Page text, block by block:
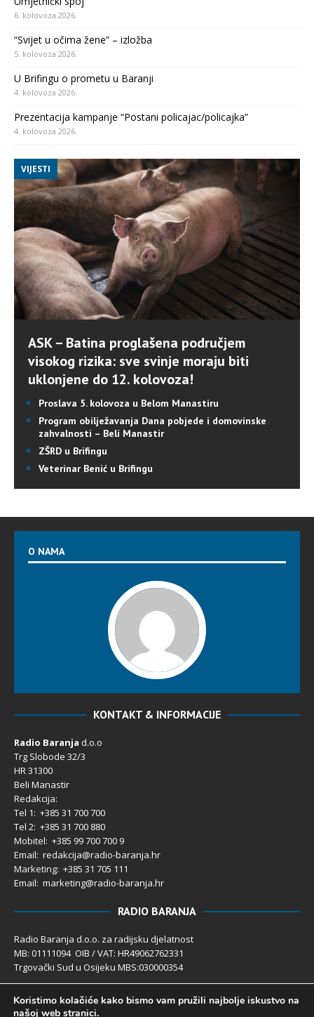
6. kolovoza 2026.
“Svijet u očima žene” – izložba
5. kolovoza 2026.
U Brifingu o prometu u Baranji
4. kolovoza 2026.
Prezentacija kampanje “Postani policajac/policajka”
4. kolovoza 2026.
VIJESTI
ASK – Batina proglašena područjem
visokog rizika: sve svinje moraju biti
uklonjene do 12. kolovoza!
Proslava 5. kolovoza u Belom Manastiru
Program obilježavanja Dana pobjede i domovinske
zahvalnosti – Beli Manastir
ZŠRD u Brifingu
Veterinar Benić u Brifingu
O NAMA
KONTAKT & INFORMACIJE
Radio Baranja d.o.o
Trg Slobode 32/3
HR 31300
Beli Manastir
Redakcija:
Tel 1: +385 31 700 700
Tel 2: +385 31 700 880
Mobitel: +385 99 700 700 9
Email: redakcija@radio-baranja.hr
Marketing: +385 31 705 111
Email: marketing@radio-baranja.hr
RADIO BARANJA
Radio Baranja d.o.o. za radijsku djelatnost
MB: 01111094 OIB / VAT: HR49062762331
Trgovački Sud u Osijeku MBS:030000354
Temeljni kapital 2.600,00 € uplaćen u cijelosti
Poslovni račun PBZ: 2340009-1100121402
Koristimo kolačiće kako bismo vam pružili najbolje iskustvo na
našoj web stranici.